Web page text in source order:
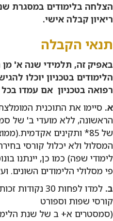
הצלחה בלימודים במסגרת
ריאיון קבלה אישי.
תנאי הקבלה
באפיק זה, תלמידי שנה א' מן
הלימודים בטכניון יוכלו
רפואה בטכניון אם עמדו
א. סיימו את התוכנית
הראשונה, ללא מועדי ב' של
של 85* ותקינים
המסלול ולא יכלול קורסי
לימודי שפה) כמו כן, יינתנו
פי מסלולי הלימודים השונים.
ב.
למדו לפחות 30
קורסי שפות וספורט
(סמסטרים א+ ב של שנת